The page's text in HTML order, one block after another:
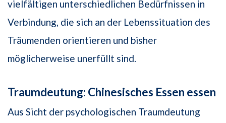
vielfältigen unterschiedlichen Bedürfnissen in
Verbindung, die sich an der Lebenssituation des
Träumenden orientieren und bisher
möglicherweise unerfüllt sind.
Traumdeutung: Chinesisches Essen essen
Aus Sicht der psychologischen Traumdeutung